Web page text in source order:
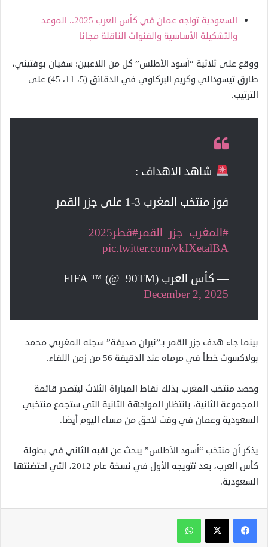
السعودية تواجه عمان في كأس العرب 2025.. الموعد
والتشكيلة الأساسية والقنوات الناقلة مجانا
ووقع على ثلاثية “أسود الأطلس” كل من اللاعبين: سفيان بوفتيني،
طارق تيسودالي وكريم البركاوي في الدقائق (5، 11، 45) على
الترتيب.
شاهد الاهداف :
فوز منتخب المغرب 3-1 على جزر القمر
#المغرب_جزر_القمر#قطر2025
pic.twitter.com/vkIXetalBA
— كأس العرب FIFA ™ (@_90TM)
December 2, 2025
بينما جاء هدف جزر القمر بـ”نيران صديقة” سجله المغربي محمد
بولاكسوت خطأ في مرماه عند الدقيقة 56 من زمن اللقاء.
وحصد منتخب المغرب بذلك نقاط المباراة الثلاث ليتصدر قائمة
المجموعة الثانية، بانتظار المواجهة الثانية التي ستجمع منتخبي
السعودية وعمان في وقت لاحق من مساء اليوم أيضا.
يذكر أن منتخب “أسود الأطلس” يبحث عن لقبه الثاني في بطولة
كأس العرب، بعد تتويجه الأول في نسخة عام 2012، التي احتضنتها
السعودية.
واتساب